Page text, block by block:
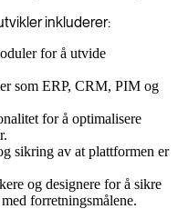
inkluderer:
for å utvide
som ERP, CRM, PIM og
for å optimalisere
sikring av at plattformen er
og designere for å sikre
forretningsmålene.